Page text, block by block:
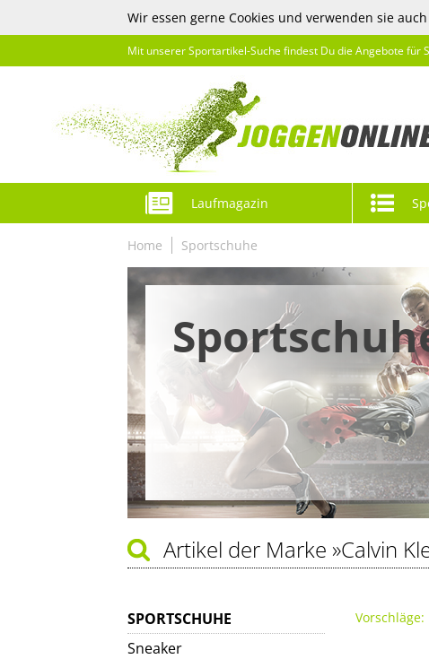
Wir essen gerne Cookies und verwenden sie
Mit unserer Sportartikel-Suche findest Du die Angebote für
Laufmagazin
Home Sportschuhe
Artikel der Marke »Calvin
SPORTSCHUHE
Sneaker
Vorschläge: